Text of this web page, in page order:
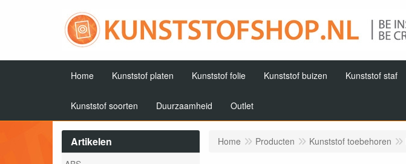
Home Kunststof platen Kunststof folie Kunststof buizen Kunststof staf
Kunststof soorten Duurzaamheid Outlet
Artikelen Home Producten Kunststof toebehoren